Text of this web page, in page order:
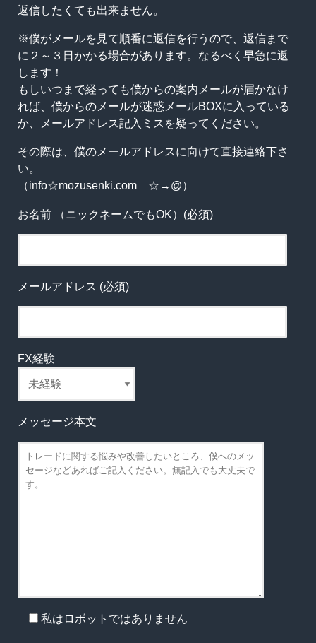
返信したくても出来ません。
※僕がメールを見て順番に返信を行うので、返信まで
に２～３日かかる場合があります。なるべく早急に返
します！
もしいつまで経っても僕からの案内メールが届かなけ
れば、僕からのメールが迷惑メールBOXに入っている
か、メールアドレス記入ミスを疑ってください。
その際は、僕のメールアドレスに向けて直接連絡下さ
い。
（info☆mozusenki.com ☆→@）
お名前 （ニックネームでもOK）(必須)
メールアドレス (必須)
FX経験
メッセージ本文
私はロボットではありません